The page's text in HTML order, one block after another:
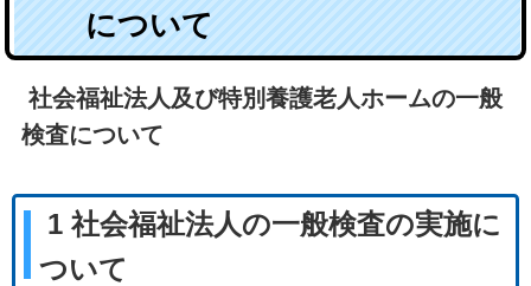
について
社会福祉法人及び特別養護老人ホームの一般
検査について
1 社会福祉法人の一般検査の実施に
ついて